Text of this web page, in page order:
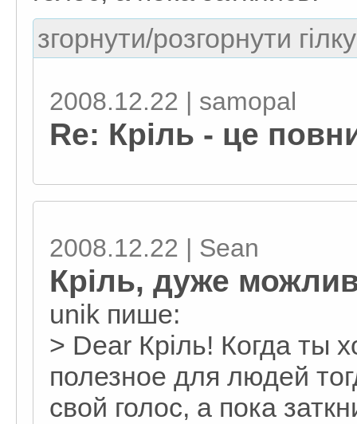
згорнути/розгорнути
2008.12.22 | samopal
Re: Кріль - це
2008.12.22 | Sean
Кріль, дуже
unik пише:
> Dear Крiль! Когда ты
полезное для людей
свой голос, а пока